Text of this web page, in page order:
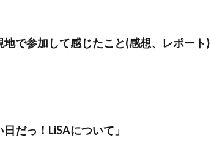
地で参加して感じたこと(感想、レポート)
だっ！LiSAについて」